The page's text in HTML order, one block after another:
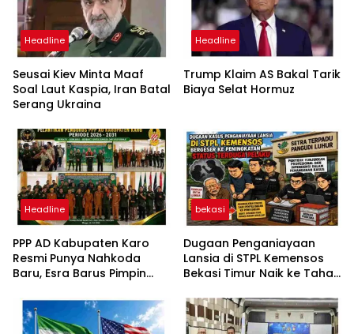
Headline
Seusai Kiev Minta Maaf
Soal Laut Kaspia, Iran Batal
Serang Ukraina
Headline
Trump Klaim AS Bakal Tarik
Biaya Selat Hormuz
Headline
PPP AD Kabupaten Karo
Resmi Punya Nahkoda
Baru, Esra Barus Pimpin
bekasi
Dugaan Penganiayaan
Lansia di STPL Kemensos
Bekasi Timur Naik ke Tahap
Minta Proses Transparan
dan Bebas Intervensi